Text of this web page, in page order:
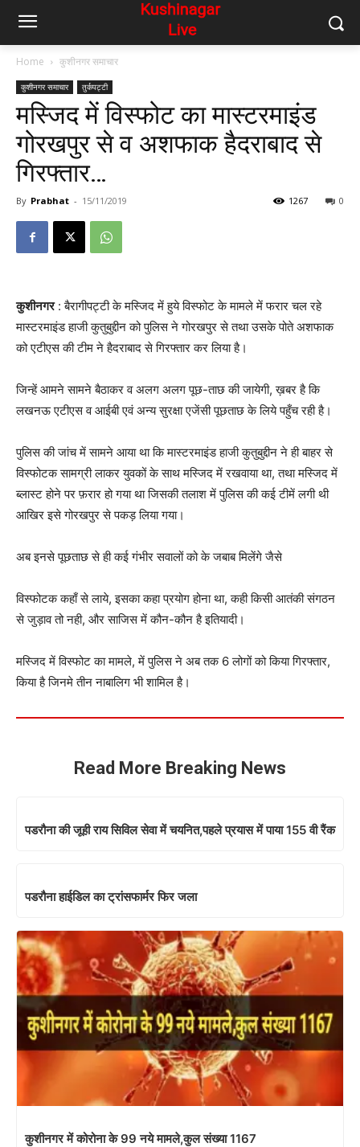
Home कुशीनगर समाचार
कुशीनगर समाचार तुर्कपट्टी
मस्जिद में विस्फोट का मास्टरमाइंड
गोरखपुर से व अशफाक हैदराबाद से
गिरफ्तार…
By Prabhat - 15/11/2019 0
1267
कुशीनगर: बैरागीपट्टी के मस्जिद में हुये विस्फोट के मामले में फरार चल रहे
मास्टरमाइंड हाजी कुतुबुद्दीन को पुलिस ने गोरखपुर से तथा उसके पोते अशफाक
को एटीएस की टीम ने हैदराबाद से गिरफ्तार कर लिया है।
जिन्हें आमने सामने बैठाकर व अलग अलग पूछ-ताछ की जायेगी, ख़बर है कि
लखनऊ एटीएस व आईबी एवं अन्य सुरक्षा एजेंसी पूछताछ के लिये पहुँच रही है।
पुलिस की जांच में सामने आया था कि मास्टरमाइंड हाजी कुतुबुद्दीन ने ही बाहर से
विस्फोटक सामग्री लाकर युवकों के साथ मस्जिद में रखवाया था, तथा मस्जिद में
ब्लास्ट होने पर फ़रार हो गया था जिसकी तलाश में पुलिस की कई टीमें लगी थी
आखिर इसे गोरखपुर से पकड़ लिया गया।
अब इनसे पूछताछ से ही कई गंभीर सवालों को के जबाब मिलेंगे जैसे
विस्फोटक कहाँ से लाये, इसका कहा प्रयोग होना था, कही किसी आतंकी संगठन
से जुड़ाव तो नही, और साजिस में कौन-कौन है इतियादी।
मस्जिद में विस्फोट का मामले, में पुलिस ने अब तक 6 लोगों को किया गिरफ्तार,
किया है जिनमे तीन नाबालिग भी शामिल है।
Read More Breaking News
पडरौना की जूही राय सिविल सेवा में चयनित,पहले प्रयास में पाया 155 वी रैंक
पडरौना हाईडिल का ट्रांसफार्मर फिर जला
कुशीनगर में कोरोना के 99 नये मामले,कुल संख्या 1167